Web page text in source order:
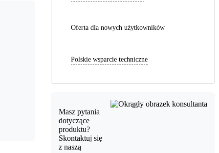
Oferta dla nowych użytkowników
Polskie wsparcie techniczne
Masz pytania
dotyczące
produktu?
Skontaktuj się
z naszą